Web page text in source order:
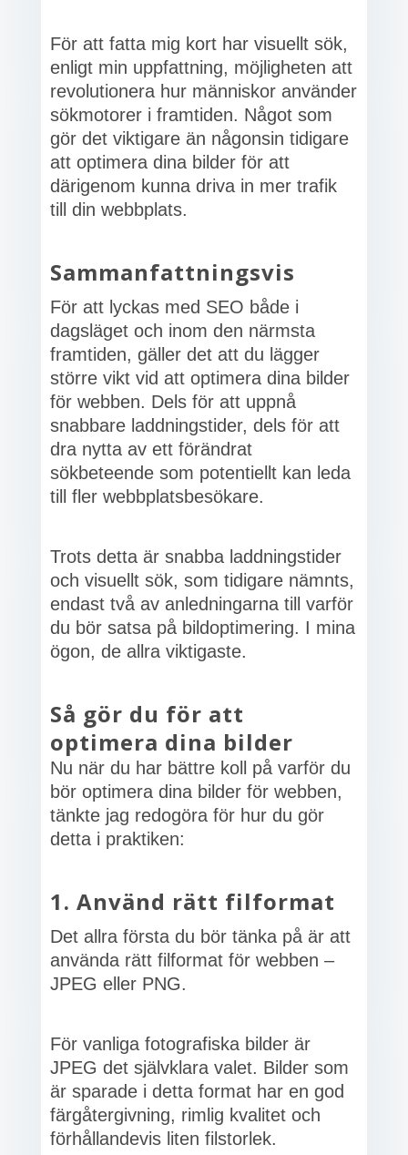
För att fatta mig kort har visuellt sök,
enligt min uppfattning, möjligheten att
revolutionera hur människor använder
sökmotorer i framtiden. Något som
gör det viktigare än någonsin tidigare
att optimera dina bilder för att
därigenom kunna driva in mer trafik
till din webbplats.
Sammanfattningsvis
För att lyckas med SEO både i
dagsläget och inom den närmsta
framtiden, gäller det att du lägger
större vikt vid att optimera dina bilder
för webben. Dels för att uppnå
snabbare laddningstider, dels för att
dra nytta av ett förändrat
sökbeteende som potentiellt kan leda
till fler webbplatsbesökare.
Trots detta är snabba laddningstider
och visuellt sök, som tidigare nämnts,
endast två av anledningarna till varför
du bör satsa på bildoptimering. I mina
ögon, de allra viktigaste.
Så gör du för att
optimera dina bilder
Nu när du har bättre koll på varför du
bör optimera dina bilder för webben,
tänkte jag redogöra för hur du gör
detta i praktiken:
1. Använd rätt filformat
Det allra första du bör tänka på är att
använda rätt filformat för webben –
JPEG eller PNG.
För vanliga fotografiska bilder är
JPEG det självklara valet. Bilder som
är sparade i detta format har en god
färgåtergivning, rimlig kvalitet och
förhållandevis liten filstorlek.